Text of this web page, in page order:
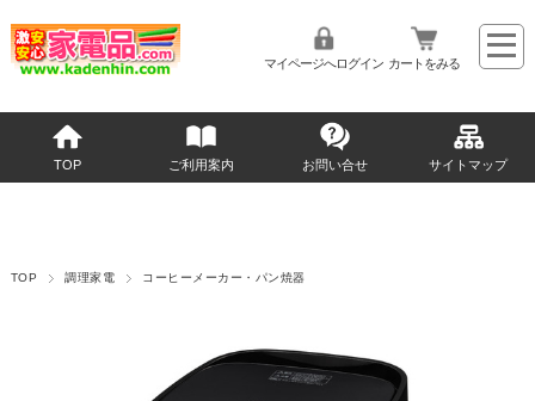
マイページへログイン カートをみる
TOP ご利用案内 お問い合せ サイトマップ
TOP 調理家電 コーヒーメーカー・パン焼器